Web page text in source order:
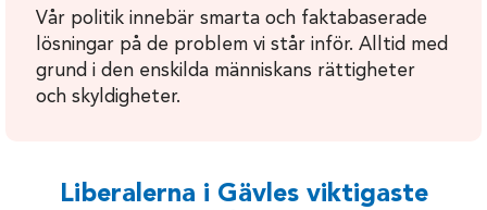
Vår politik innebär smarta och faktabaserade
lösningar på de problem vi står inför. Alltid med
grund i den enskilda människans rättigheter
och skyldigheter.
Liberalerna i Gävles viktigaste